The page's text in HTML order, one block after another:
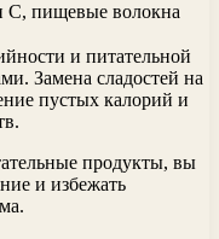
C, пищевые волокна
и питательной
Замена сладостей на
пустых калорий и
продукты, вы
и избежать